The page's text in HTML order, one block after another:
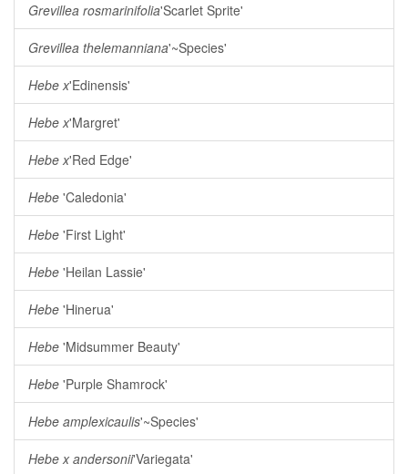
Grevillea rosmarinifolia'Scarlet Sprite'
Grevillea thelemanniana'~Species'
Hebe x'Edinensis'
Hebe x'Margret'
Hebe x'Red Edge'
Hebe 'Caledonia'
Hebe 'First Light'
Hebe 'Heilan Lassie'
Hebe 'Hinerua'
Hebe 'Midsummer Beauty'
Hebe 'Purple Shamrock'
Hebe amplexicaulis'~Species'
Hebe x andersonii'Variegata'